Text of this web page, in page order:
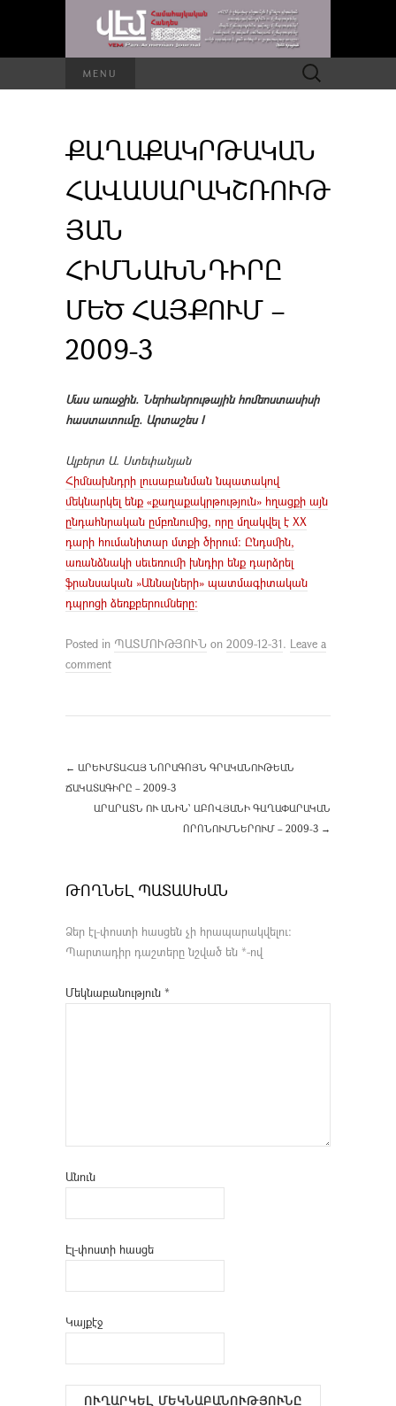
MENU Որոնել՝
ՔԱՂԱՔԱԿՐԹԱԿԱՆ
ՀԱՎԱՍԱՐԱԿՇՌՈՒԹ
ՅԱՆ
ՀԻՄՆԱԽՆԴԻՐԸ
ՄԵԾ ՀԱՅՔՈՒՄ –
2009-3
Մաս առաջին. Ներհանրութային հոմեոստասիսի
հաստատումը. Արտաշես I
Ալբերտ Ա. Ստեփանյան
Հիմնախնդրի լուսաբանման նպատակով
մեկնարկել ենք «քաղաքակրթություն» հղացքի այն
ընդահնրական ըմբռնումից, որը մղակվել է XX
դարի հումանիտար մտքի ծիրում: Ընդսմին,
առանձնակի սեւեռումի խնդիր ենք դարձրել
ֆրանսական »Աննալների» պատմագիտական
դպրոցի ձեռքբերումները:
Posted in ՊԱՏՄՈՒԹՅՈՒՆ on 2009-12-31. Leave a
comment
← ԱՐԵՒՄՏԱՀԱՅ ՆՈՐԱԳՈՅՆ ԳՐԱԿԱՆՈՒԹԵԱՆ
ՃԱԿԱՏԱԳԻՐԸ – 2009-3
ԱՐԱՐԱՏՆ ՈՒ ԱՆԻՆ՝ ԱԲՈՎՅԱՆԻ ԳԱՂԱՓԱՐԱԿԱՆ
ՈՐՈՆՈՒՄՆԵՐՈՒՄ – 2009-3 →
ԹՈՂՆԵԼ ՊԱՏԱՍԽԱՆ
Ձեր էլ-փոստի հասցեն չի հրապարակվելու։
Պարտադիր դաշտերը նշված են *-ով
Մեկնաբանություն *
Անուն
Էլ-փոստի հասցե
Կայքէջ